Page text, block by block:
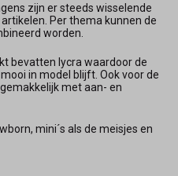
zijn er steeds wisselende
Per thema kunnen de
worden.
bevatten lycra waardoor de
in model blijft. Ook voor de
met aan- en
mini´s als de meisjes en